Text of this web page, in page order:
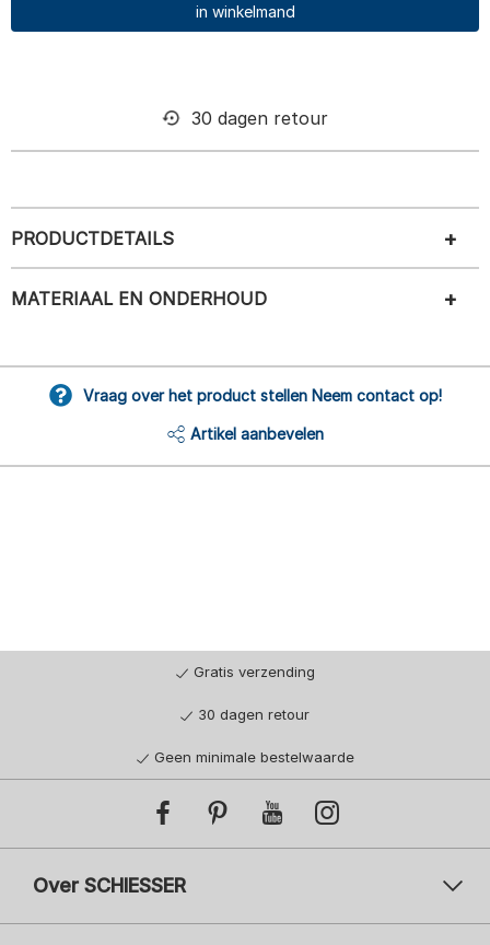
in winkelmand
30 dagen retour
PRODUCTDETAILS
MATERIAAL EN ONDERHOUD
Vraag over het product stellen Neem contact op!
Artikel aanbevelen
Gratis verzending
30 dagen retour
Geen minimale bestelwaarde
Over SCHIESSER